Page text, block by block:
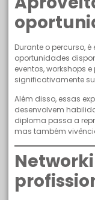
Durante o percurso,
oportunidades
eventos, workshops
significativamente
Além disso, essas
desenvolvem
diploma passa a
mas também